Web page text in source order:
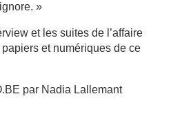
»
et les suites de l’affaire
et numériques de ce
par Nadia Lallemant